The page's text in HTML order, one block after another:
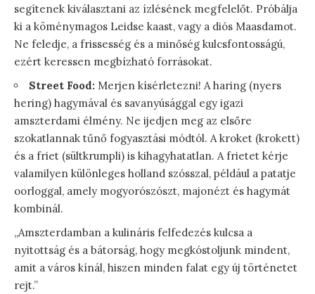
segítenek kiválasztani az ízlésének megfelelőt. Próbálja
ki a köménymagos Leidse kaast, vagy a diós Maasdamot.
Ne feledje, a frissesség és a minőség kulcsfontosságú,
ezért keressen megbízható forrásokat.
Street Food: Merjen kísérletezni! A haring (nyers
hering) hagymával és savanyúsággal egy igazi
amszterdami élmény. Ne ijedjen meg az elsőre
szokatlannak tűnő fogyasztási módtól. A kroket (krokett)
és a friet (sültkrumpli) is kihagyhatatlan. A frietet kérje
valamilyen különleges holland szósszal, például a patatje
oorloggal, amely mogyorószószt, majonézt és hagymát
kombinál.
„Amszterdamban a kulináris felfedezés kulcsa a
nyitottság és a bátorság, hogy megkóstoljunk mindent,
amit a város kínál, hiszen minden falat egy új történetet
rejt.”